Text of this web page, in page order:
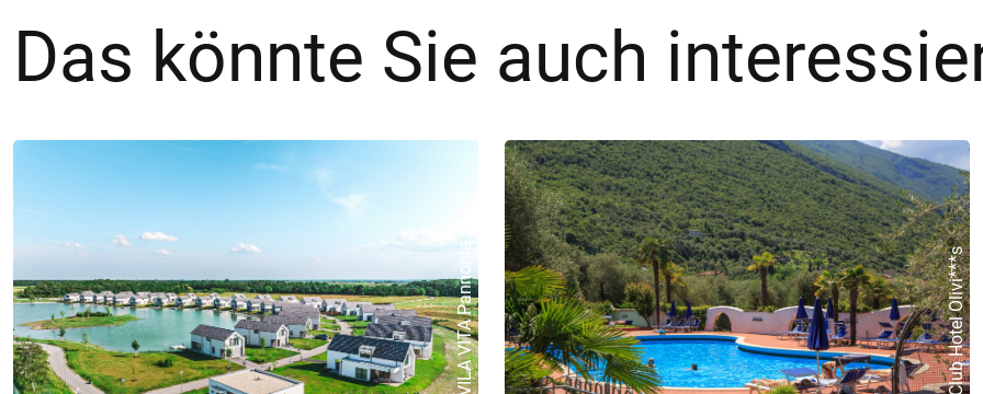
Das könnte Sie auch
©VILA VITA Pannonia ©Club Hotel Olivi***s